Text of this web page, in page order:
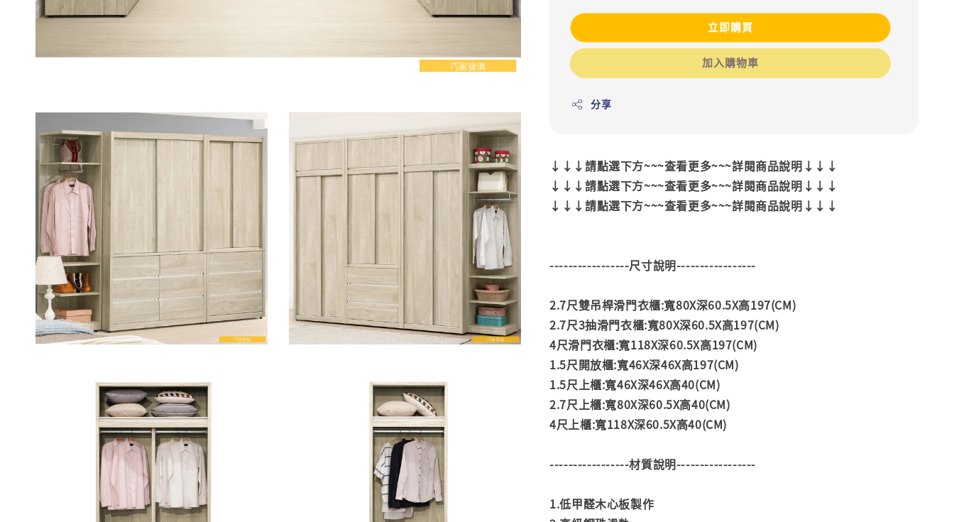
立即購買
加入購物車
分享
↓↓↓請點選下方~~~查看更多~~~詳閱商品說明↓↓↓
↓↓↓請點選下方~~~查看更多~~~詳閱商品說明↓↓↓
↓↓↓請點選下方~~~查看更多~~~詳閱商品說明↓↓↓
-----------------尺寸說明-----------------
2.7尺雙吊桿滑門衣櫃:寬80X深60.5X高197(CM)
2.7尺3抽滑門衣櫃:寬80X深60.5X高197(CM)
4尺滑門衣櫃:寬118X深60.5X高197(CM)
1.5尺開放櫃:寬46X深46X高197(CM)
1.5尺上櫃:寬46X深46X高40(CM)
2.7尺上櫃:寬80X深60.5X高40(CM)
4尺上櫃:寬118X深60.5X高40(CM)
-----------------材質說明-----------------
1.低甲醛木心板製作